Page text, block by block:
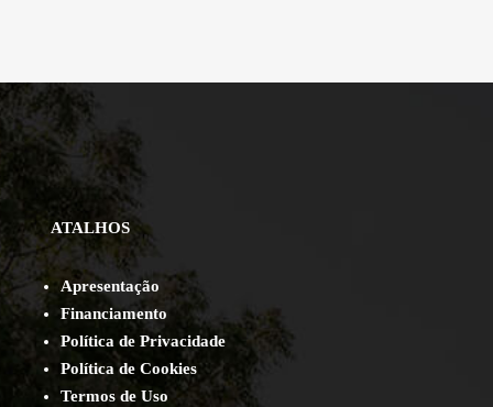
ATALHOS
Apresentação
Financiamento
Política de Privacidade
Política de Cookies
Termos de Uso